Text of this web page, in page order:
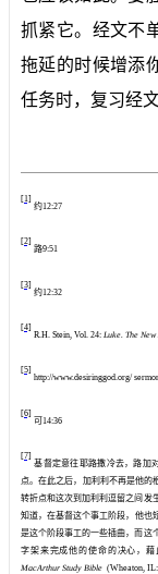
抓紧它。经文不
拖延的时候增添
任务时，复习经
[1]
约12:27
[2]
路9:51
[3]
约12:32
[4]
R.H. Stein, Vol. 24: Luke. The
[5]
http://www.desiringgod.org/
[6]
可 14:36
[7]
基督定意往耶路撒冷去，路加
点。在此之后，加利利不再是他的
转折点和这次到加利利逗留之间发
知道，在基督这个事工阶段，他也
是这个阶段事工的一些插曲，而这
字架来完成他的使命的决心，
MacArthur Study Bible (Wheaton, IL: